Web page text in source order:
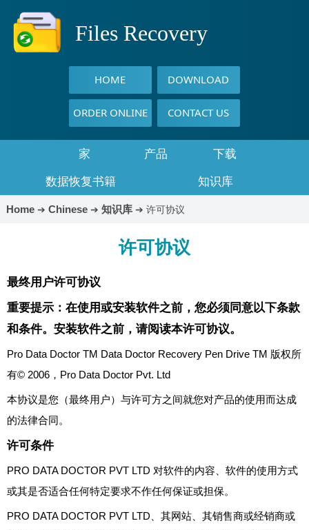
Files Recovery
HOME DOWNLOAD
ORDER ONLINE CONTACT US
家 产品
下载
数据恢复书籍
知识库
Home➔ Chinese➔ 知识库➔ 许可协议
许可协议
最终用户许可协议
重要提示：在使用或安装软件之前，您必须同意以下条款
和条件。安装软件之前，请阅读本许可协议。
Pro Data Doctor TM Data Doctor Recovery Pen Drive TM 版权所
有© 2006，Pro Data Doctor Pvt. Ltd
本协议是您（最终用户）与许可方之间就您对产品的使用而达成
的法律合同。
许可条件
PRO DATA DOCTOR PVT LTD 对软件的内容、软件的使用方式
或其是否适合任何特定要求不作任何保证或担保。
PRO DATA DOCTOR PVT LTD、其网站、其销售商或经销商或